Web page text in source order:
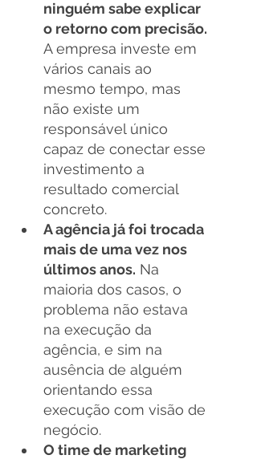
ninguém sabe explicar
o retorno com precisão.
A empresa investe em
vários canais ao
mesmo tempo, mas
não existe um
responsável único
capaz de conectar esse
investimento a
resultado comercial
concreto.
A agência já foi trocada
mais de uma vez nos
últimos anos. Na
maioria dos casos, o
problema não estava
na execução da
agência, e sim na
ausência de alguém
orientando essa
execução com visão de
negócio.
O time de marketing